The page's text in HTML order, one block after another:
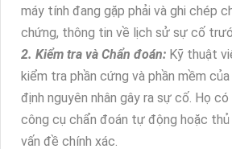
máy tính đang gặp phải và ghi chép
chứng, thông tin về lịch sử sự cố
2. Kiểm tra và Chẩn đoán: Kỹ thuật
kiểm tra phần cứng và phần mềm
định nguyên nhân gây ra sự cố. Họ
công cụ chẩn đoán tự động hoặc thủ
vấn đề chính xác.